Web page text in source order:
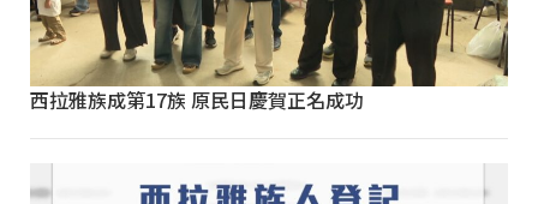
西拉雅族成第17族 原民日慶賀正名成功